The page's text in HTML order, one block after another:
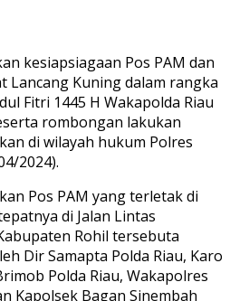
kesiapsiagaan Pos PAM dan
Lancang Kuning dalam rangka
Fitri 1445 H Wakapolda Riau
rombongan lakukan
di wilayah hukum Polres
2024).
Pos PAM yang terletak di
di Jalan Lintas
Rohil tersebuta
Dir Samapta Polda Riau, Karo
Polda Riau, Wakapolres
Kapolsek Bagan Sinembah